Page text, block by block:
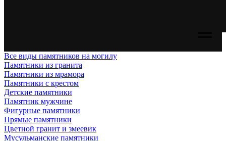
Все виды памятников на могилу
Памятники из гранита
Памятники из мрамора
Памятники с крестом
Детские памятники
Памятник мужчине
Фигурные памятники
Прямые памятники
Цветной гранит и змеевик
Мусульманские памятники